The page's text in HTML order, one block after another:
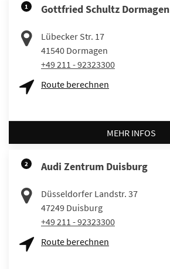
1 Gottfried Schultz Dormagen
Lübecker Str. 17
41540 Dormagen
+49 211 - 92323300
Route berechnen
MEHR INFOS
2 Audi Zentrum Duisburg
Düsseldorfer Landstr. 37
47249 Duisburg
+49 211 - 92323300
Route berechnen